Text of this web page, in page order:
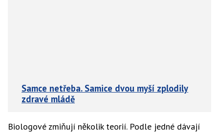
Samce netřeba. Samice dvou myší zplodily
zdravé mládě
Biologové zmiňují několik teorií. Podle jedné dávají